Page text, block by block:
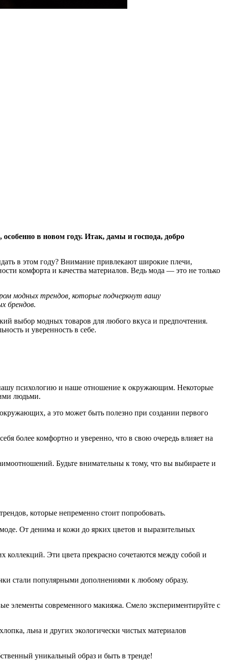
в новом году. Итак, дамы и господа, добро
в этом году? Внимание привлекают широкие плечи,
комфорта и качества материалов. Ведь мода — это не только
модных трендов, которые подчеркнут вашу
брендов.
выбор модных товаров для любого вкуса и предпочтения.
и уверенность в себе.
психологию и наше отношение к окружающим. Некоторые
людьми.
а это может быть полезно при создании первого
более комфортно и уверенно, что в свою очередь влияет на
Будьте внимательны к тому, что вы выбираете и
которые непременно стоит попробовать.
От денима и кожи до ярких цветов и выразительных
Эти цвета прекрасно сочетаются между собой и
стали популярными дополнениями к любому образу.
элементы современного макияжа. Смело экспериментируйте с
льна и других экологически чистых материалов
уникальный образ и быть в тренде!